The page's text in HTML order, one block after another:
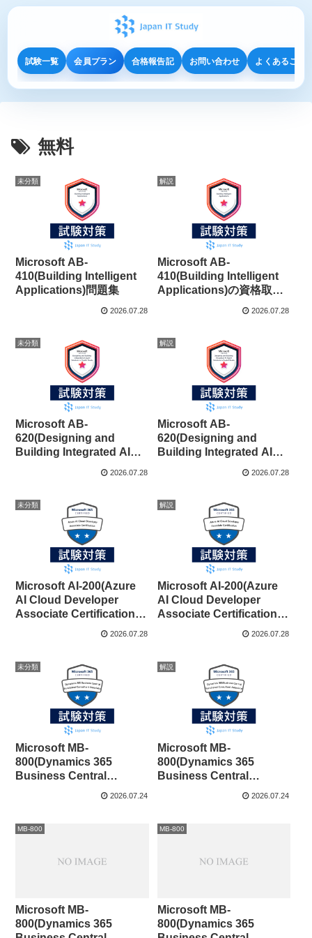
試験一覧 会員プラン 合格報告記 お問い合わせ よくあるご質
無料
未分類
Microsoft AB-
410(Building Intelligent
Applications)問題集
2026.07.28
解説
Microsoft AB-
410(Building Intelligent
Applications)の資格取得
2026.07.28
未分類
Microsoft AB-
620(Designing and
Building Integrated AI
Copilot Studio)問題集
2026.07.28
解説
Microsoft AB-
620(Designing and
Building Integrated AI
Copilot Studio)の資格取
2026.07.28
未分類
Microsoft AI-200(Azure
AI Cloud Developer
Associate Certification)
2026.07.28
解説
Microsoft AI-200(Azure
AI Cloud Developer
Associate Certification)
の資格取得攻略法を徹底
2026.07.28
未分類
Microsoft MB-
800(Dynamics 365
Business Central
Functional Consultant
2026.07.24
解説
Microsoft MB-
800(Dynamics 365
Business Central
Functional Consultant
2026.07.24
MB-800
Microsoft MB-
800(Dynamics 365
MB-800
Microsoft MB-
800(Dynamics 365